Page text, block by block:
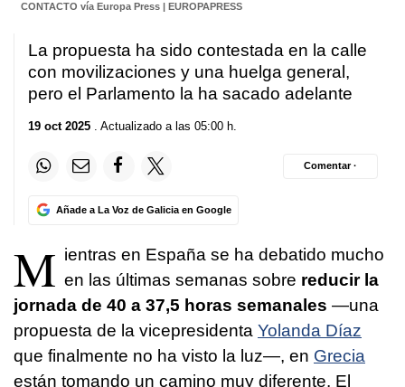
CONTACTO vía Europa Press | EUROPAPRESS
La propuesta ha sido contestada en la calle
con movilizaciones y una huelga general,
pero el Parlamento la ha sacado adelante
19 oct 2025 . Actualizado a las 05:00 h.
Añade a La Voz de Galicia en Google
Comentar ·
M ientras en España se ha debatido mucho
en las últimas semanas sobre reducir la
jornada de 40 a 37,5 horas semanales —una
propuesta de la vicepresidenta Yolanda Díaz
que finalmente no ha visto la luz—, en Grecia
están tomando un camino muy diferente. El